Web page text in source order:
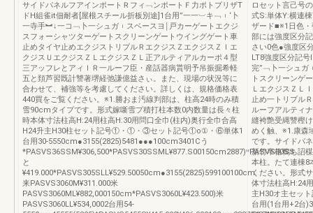
サイドパネルフアインポートＲフィ﹁ンポートＦ力ポトプリザT
ドH組雀it佃耐者[屋根スチール折板別途]1台用”一一︺キ﹁︲‘卜
一寺手︼↓一コ﹁卜一シュガ︲スベースヨ￨戸カーゲートエクジ
スフォーシャツターゲートスクリーンゲートウイングゲート車
止めタイヤ止めエクジストリプルＲエクジスＺエクジスＺＩエ
クジスＵエクジスＺＬエクジスＺＬ正アルティアルカーポ４型
三アッフレとアィＩＲ一ルーフ臣・産話器病貰明予吊振掘希軽
五と頚芦習既計讐著堺経弛謙億益さぃ。また、現場の状況等に
合わせて、補強等を考慮してください。詳しくは、規格価格表
440買をご覧ください。※1.勝おま汚線判部は、柱高24時のみ積
雪90cmタイプです。形式嫁噺雪プ積打柱本数0内数量は長々柱
時本体寸法柱高H:24用柱高H:30用問口全巾(柱内)奥行全巾合高
H24升主H30柱セット記号①・①・③セット記号①o①・⑥単体1
台用30-5550cm●3155(2825)5481●●●100cm3401Cう
*PASVS36SSM¥306,500*PASVS30SSML¥877.S00150cm2887)*PASVS30SS
と
¥419.000*PASVS305SLL¥529.50050cm●3155(2825)599100100cm
来PASVS3060M¥311.000米
PASVS3060ML¥882,000150cm*PASVS3060L¥423.500)米
PASVS3060LL¥534,0002台用54-
ロセット言己号
式S:単体Y:横連
ザード■※1日色
部には強度区分
さい0色●強度区
LT8強度区分記
完”﹁卜一シュ
トスクリーンゲ
ＬエクジスＺ
止め一トリプル
ルーフアルティ
縫袴艶受縄讐樫
めく触、※1.康森
です。サイドパ
新竹卒格鴨ち詔
本柱。たて連棟8
ください。形式
体寸法柱高H:24
主H30オ主セッ
台用(1台用+2台